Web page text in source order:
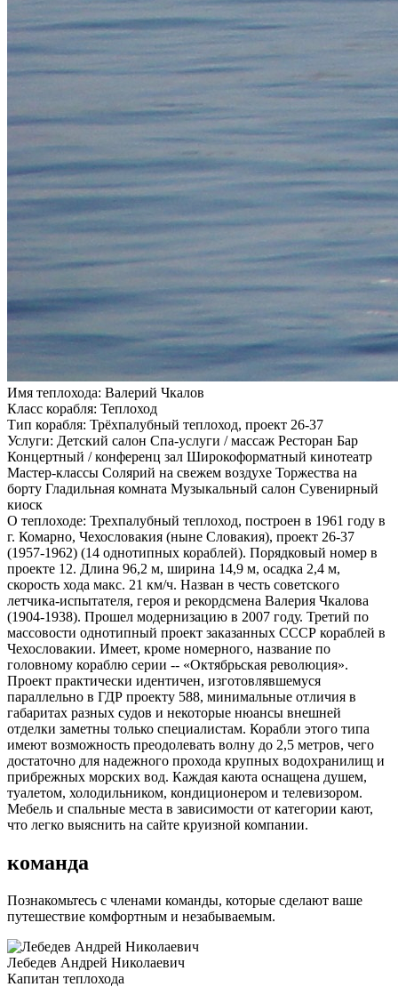
Имя теплохода: Валерий Чкалов
Класс корабля: Теплоход
Тип корабля: Трёхпалубный теплоход, проект 26-37
Услуги: Детский салон Спа-услуги / массаж Ресторан Бар
Концертный / конференц зал Широкоформатный кинотеатр
Мастер-классы Солярий на свежем воздухе Торжества на
борту Гладильная комната Музыкальный салон Сувенирный
киоск
О теплоходе: Трехпалубный теплоход, построен в 1961 году в
г. Комарно, Чехословакия (ныне Словакия), проект 26-37
(1957-1962) (14 однотипных кораблей). Порядковый номер в
проекте 12. Длина 96,2 м, ширина 14,9 м, осадка 2,4 м,
скорость хода макс. 21 км/ч. Назван в честь советского
летчика-испытателя, героя и рекордсмена Валерия Чкалова
(1904-1938). Прошел модернизацию в 2007 году. Третий по
массовости однотипный проект заказанных СССР кораблей в
Чехословакии. Имеет, кроме номерного, название по
головному кораблю серии -- «Октябрьская революция».
Проект практически идентичен, изготовлявшемуся
параллельно в ГДР проекту 588, минимальные отличия в
габаритах разных судов и некоторые нюансы внешней
отделки заметны только специалистам. Корабли этого типа
имеют возможность преодолевать волну до 2,5 метров, чего
достаточно для надежного прохода крупных водохранилищ и
прибрежных морских вод. Каждая каюта оснащена душем,
туалетом, холодильником, кондиционером и телевизором.
Мебель и спальные места в зависимости от категории кают,
что легко выяснить на сайте круизной компании.
команда
Познакомьтесь с членами команды, которые сделают ваше
путешествие комфортным и незабываемым.
Лебедев Андрей Николаевич
Капитан теплохода